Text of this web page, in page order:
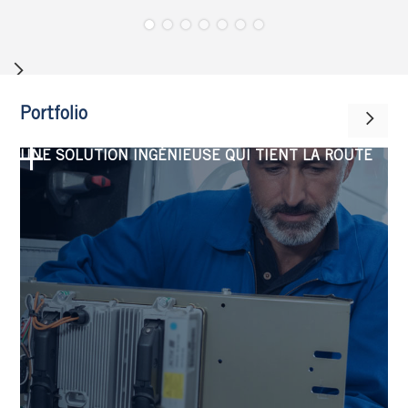
Portfolio
UNE SOLUTION INGÉNIEUSE QUI TIENT LA ROUTE